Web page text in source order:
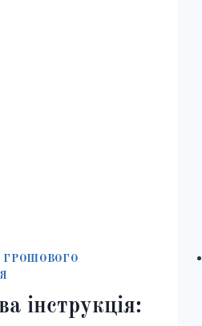
ГРОШОВОГО
інструкція: